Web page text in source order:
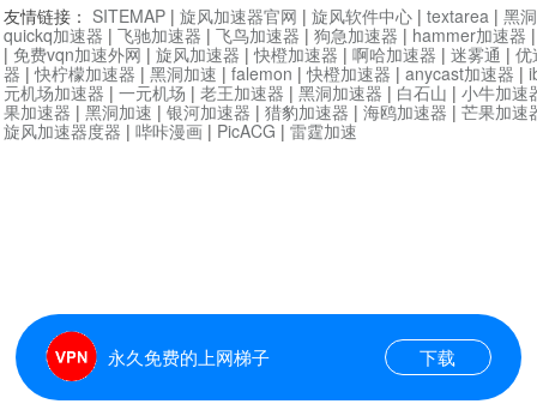
永久免费的上网梯子 下载
友情链接： SITEMAP | 旋风加速器官网 | 旋风软件中心 | textarea | 黑
quickq加速器 | 飞驰加速器 | 飞鸟加速器 | 狗急加速器 | hammer加速器
| 免费vqn加速外网 | 旋风加速器 |快橙加速器 | 啊哈加速器 | 迷雾通 | 优
器 |快柠檬加速器 | 黑洞加速 | falemon |快橙加速器 | anycast加速器 |
元机场加速器 | 一元机场 | 老王加速器 | 黑洞加速器 | 白石山 | 小牛加速
果加速器 | 黑洞加速 | 银河加速器 | 猎豹加速器 | 海鸥加速器 | 芒果加速
旋风加速器度器 | 哔咔漫画 | PicACG | 雷霆加速